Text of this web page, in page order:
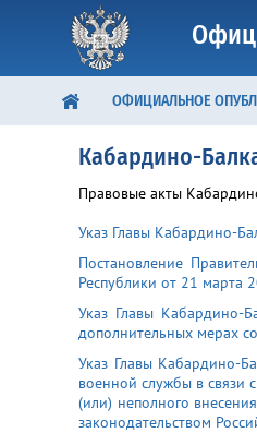
ОФИЦИАЛЬНОЕ
Кабардино-
Правовые акты
Указ Главы Кабардино-
Постановление
Республики от 21 марта
Указ Главы Кабардино-
дополнительных мерах
Указ Главы Кабардино-
военной службы в связи
(или) неполного
законодательством